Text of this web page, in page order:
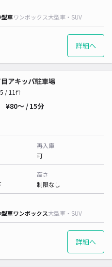
型車ワンボックス大型車・SUV
詳細へ
アキッパ駐車場
/ 11件
¥80〜 / 15分
再入庫
可
高さ
制限なし
型車ワンボックス大型車・SUV
詳細へ